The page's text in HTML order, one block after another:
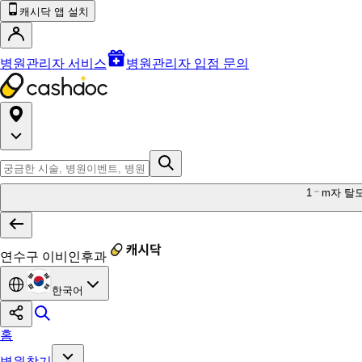
캐시닥 앱 설치
병원관리자 서비스 병원관리자 입점 문의
1 m자 탈
연수구 이비인후과
한국어
홈